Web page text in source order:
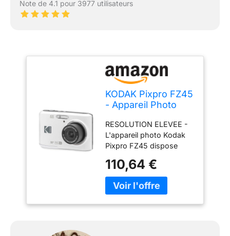
Note de 4.1 pour 3977 utilisateurs
KODAK Pixpro FZ45
- Appareil Photo
Compact 16.44
Mégapixels, Zoom
Optique 4X, Ecran
LCD de 2.7 Pouces,
Vidéo HD 720p, Plie
AA - Blanc
RESOLUTION ELEVEE -
L'appareil photo Kodak
Pixpro FZ45 dispose
mégapixels, offrant une
résolution élevée pour
des images détaillées et
110,64 €